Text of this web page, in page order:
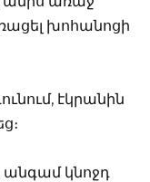
խոհանոցի
էկրանին
անգամ կնոջդ